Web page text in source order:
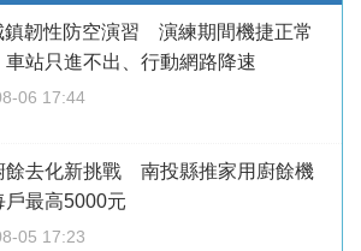
鎮韌性防空演習 演練期間機捷正常
車站只進不出、行動網路降速
06 17:44
餘去化新挑戰 南投縣推家用廚餘機
戶最高5000元
05 17:23